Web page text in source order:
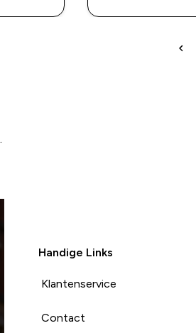
Handige Links
Klantenservice
Contact